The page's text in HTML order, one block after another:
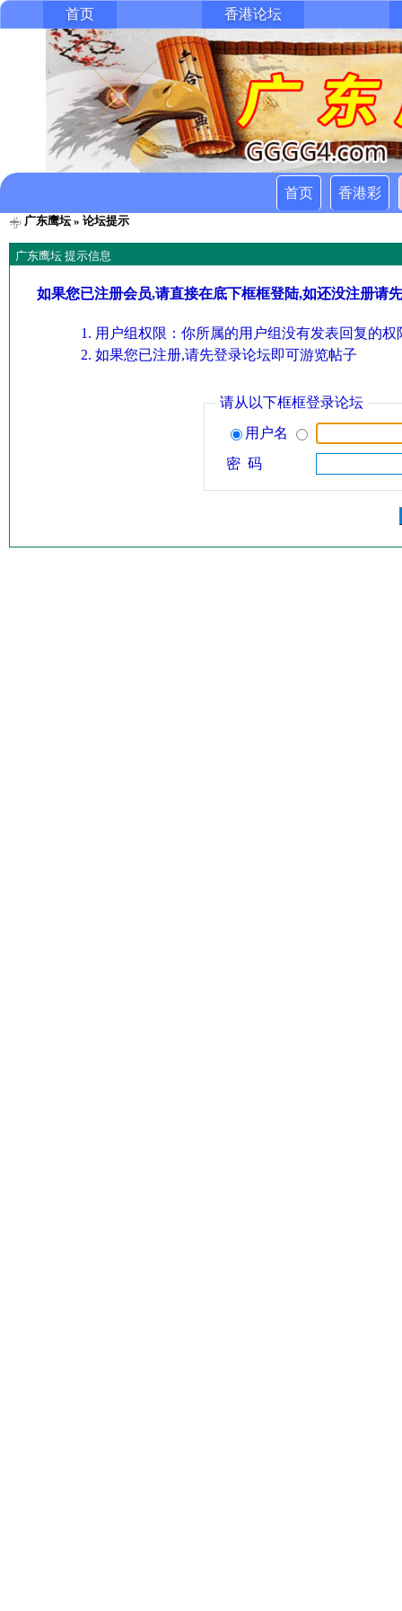
首页 香港论坛
首页 香港彩
广东鹰坛» 论坛提示
广东鹰坛 提示信息
如果您已注册会员,请直接在底下框框登陆,如还没注册请
用户组权限：你所属的用户组没有发表回复的权
如果您已注册,请先登录论坛即可游览帖子
请从以下框框登录论坛
用户名
密 码